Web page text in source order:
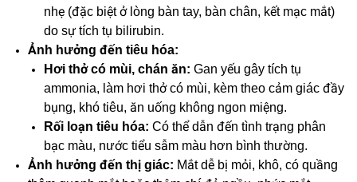
nhẹ (đặc biệt ở lòng bàn tay, bàn chân, kết mạc mắt)
do sự tích tụ bilirubin.
Ảnh hưởng đến tiêu hóa:
Hơi thở có mùi, chán ăn: Gan yếu gây tích tụ
ammonia, làm hơi thở có mùi, kèm theo cảm giác đầy
bụng, khó tiêu, ăn uống không ngon miệng.
Rối loạn tiêu hóa: Có thể dẫn đến tình trạng phân
bạc màu, nước tiểu sẫm màu hơn bình thường.
Ảnh hưởng đến thị giác: Mắt dễ bị mỏi, khô, có quầng